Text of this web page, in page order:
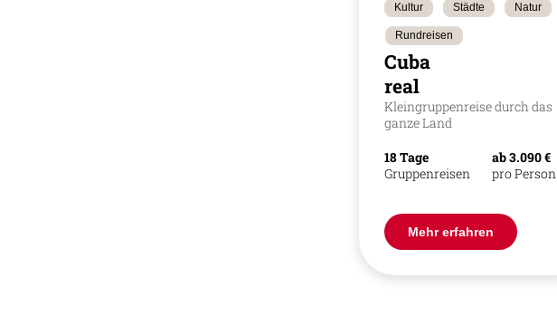
Kultur Städte Natur
Rundreisen
Cuba
real
Kleingruppenreise durch das
ganze Land
18 Tage
Gruppenreisen
ab 3.090 €
pro Person
Mehr erfahren